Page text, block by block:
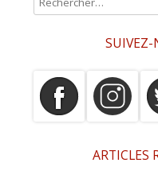
e
SUIVEZ-
ARTICLES